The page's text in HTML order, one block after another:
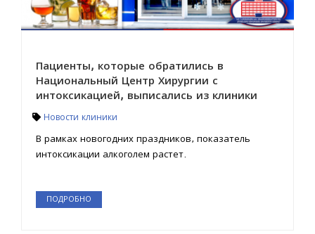
Пациенты, которые обратились в
Национальный Центр Хирургии с
интоксикацией, выписались из клиники
Новости клиники
В рамках новогодних праздников, показатель
интоксикации алкоголем растет.
ПОДРОБНО